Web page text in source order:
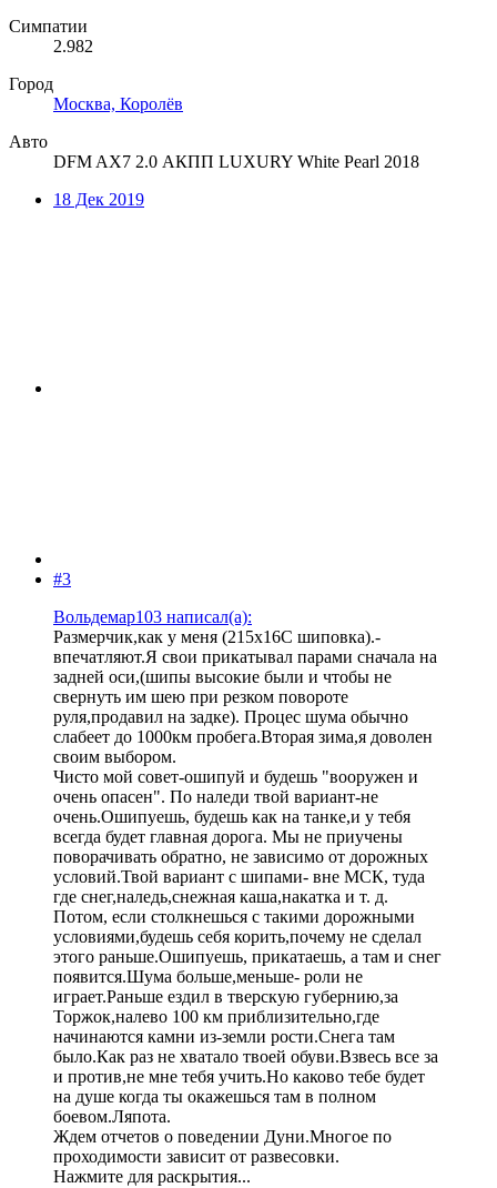
Симпатии
2.982
Город
Москва, Королёв
Авто
DFM AX7 2.0 АКПП LUXURY White Pearl 2018
18 Дек 2019
#3
Вольдемар103 написал(а):
Размерчик,как у меня (215х16С шиповка).-
впечатляют.Я свои прикатывал парами сначала на
задней оси,(шипы высокие были и чтобы не
свернуть им шею при резком повороте
руля,продавил на задке). Процес шума обычно
слабеет до 1000км пробега.Вторая зима,я доволен
своим выбором.
Чисто мой совет-ошипуй и будешь "вооружен и
очень опасен". По наледи твой вариант-не
очень.Ошипуешь, будешь как на танке,и у тебя
всегда будет главная дорога. Мы не приучены
поворачивать обратно, не зависимо от дорожных
условий.Твой вариант с шипами- вне МСК, туда
где снег,наледь,снежная каша,накатка и т. д.
Потом, если столкнешься с такими дорожными
условиями,будешь себя корить,почему не сделал
этого раньше.Ошипуешь, прикатаешь, а там и снег
появится.Шума больше,меньше- роли не
играет.Раньше ездил в тверскую губернию,за
Торжок,налево 100 км приблизительно,где
начинаются камни из-земли рости.Снега там
было.Как раз не хватало твоей обуви.Взвесь все за
и против,не мне тебя учить.Но каково тебе будет
на душе когда ты окажешься там в полном
боевом.Ляпота.
Ждем отчетов о поведении Дуни.Многое по
проходимости зависит от развесовки.
Нажмите для раскрытия...